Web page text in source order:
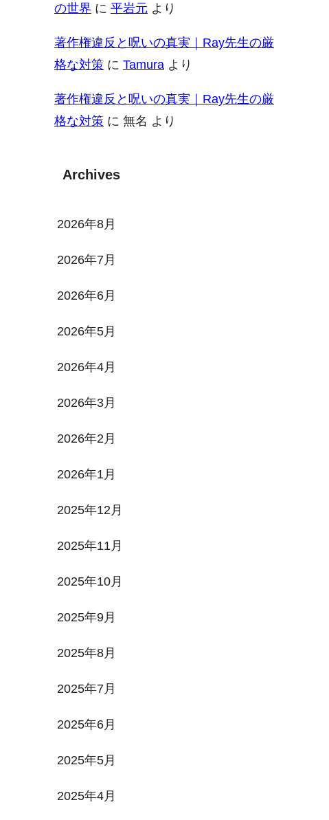
の世界 に 平岩元 より
著作権違反と呪いの真実｜Ray先生の厳
格な対策 に Tamura より
著作権違反と呪いの真実｜Ray先生の厳
格な対策 に 無名 より
Archives
2026年8月
2026年7月
2026年6月
2026年5月
2026年4月
2026年3月
2026年2月
2026年1月
2025年12月
2025年11月
2025年10月
2025年9月
2025年8月
2025年7月
2025年6月
2025年5月
2025年4月